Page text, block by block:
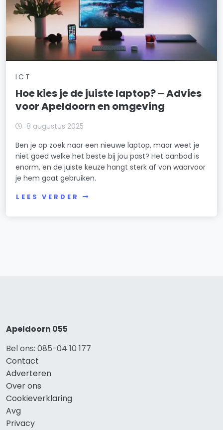
ICT
Hoe kies je de juiste laptop? – Advies
voor Apeldoorn en omgeving
8 augustus 2025
Ben je op zoek naar een nieuwe laptop, maar weet je
niet goed welke het beste bij jou past? Het aanbod is
enorm, en de juiste keuze hangt sterk af van waarvoor
je hem gaat gebruiken.
LEES VERDER
Apeldoorn 055
Bel ons: 085-04 10 177
Contact
Adverteren
Over ons
Cookieverklaring
Avg
Privacy